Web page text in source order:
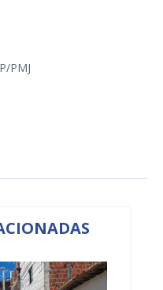
PMJ